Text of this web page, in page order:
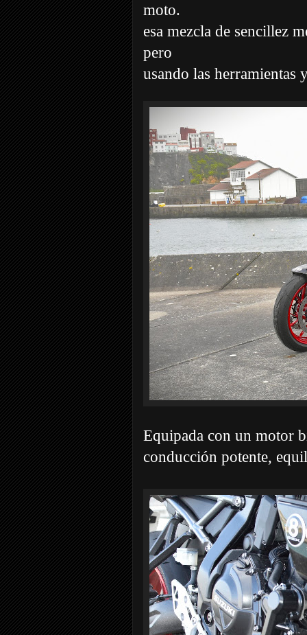
moto.
esa mezcla de sencillez
pero
usando las herramientas
Equipada con un motor
conducción potente,